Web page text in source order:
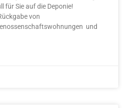
für Sie auf die Deponie!
von
und